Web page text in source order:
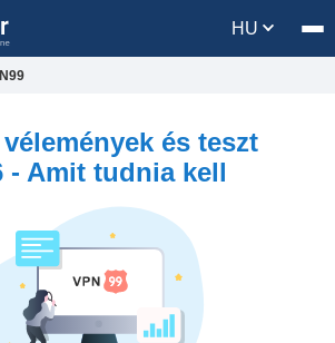
HU
vélemények és teszt
- Amit tudnia kell